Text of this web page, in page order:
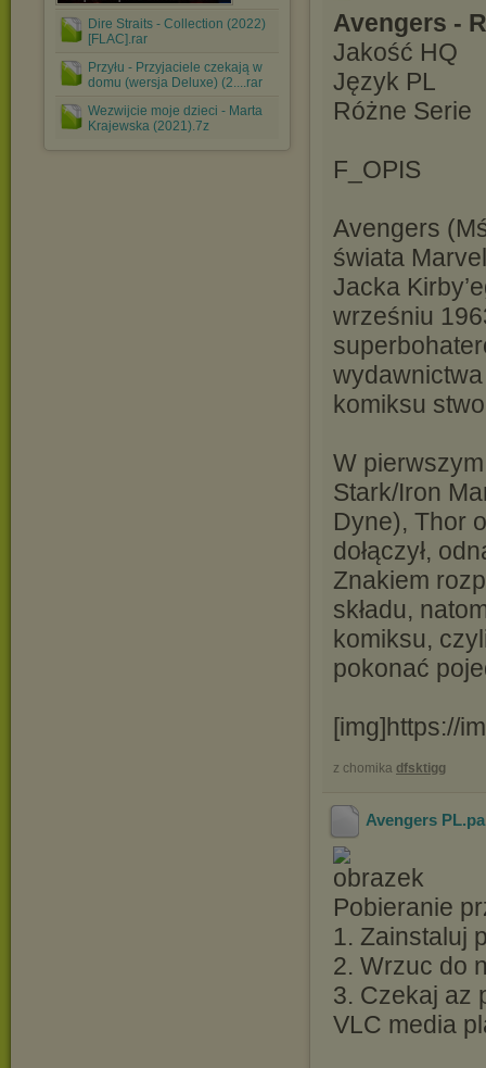
Dire Straits - Collection (2022)
[FLAC].rar
Przyłu - Przyjaciele czekają w
domu (wersja Deluxe) (2....rar
Wezwijcie moje dzieci - Marta
Krajewska (2021).7z
Avengers -
Jakość HQ
Język PL
Różne Serie
F_OPIS
Avengers
świata
Jacka
wrześniu
komiksu
W
Stark/Iron
Dyne), Thor
dołączył,
Znakiem
składu,
komiksu,
pokonać
[img]https://
z chomika dfsktigg
Avengers
Pobieranie
1. Zainstaluj
2. Wrzuc do
3. Czekaj az
VLC media